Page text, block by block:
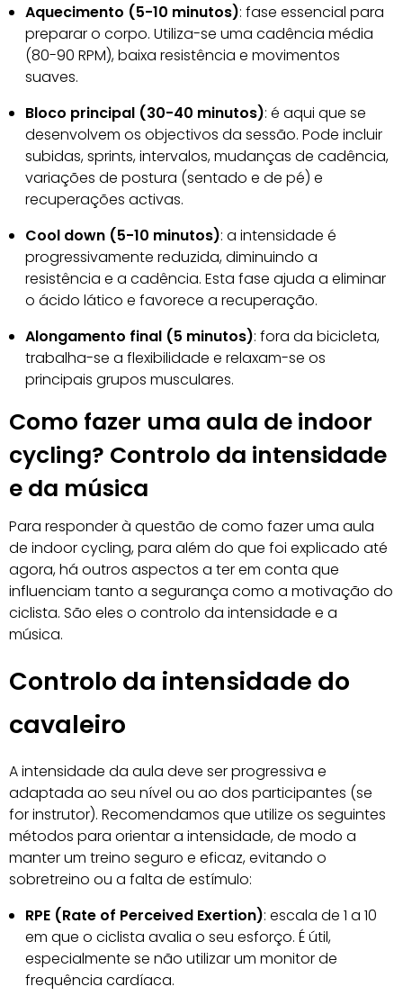
Aquecimento (5-10 minutos): fase essencial para
preparar o corpo. Utiliza-se uma cadência média
(80-90 RPM), baixa resistência e movimentos
suaves.
Bloco principal (30-40 minutos): é aqui que se
desenvolvem os objectivos da sessão. Pode incluir
subidas, sprints, intervalos, mudanças de cadência,
variações de postura (sentado e de pé) e
recuperações activas.
Cool down (5-10 minutos): a intensidade é
progressivamente reduzida, diminuindo a
resistência e a cadência. Esta fase ajuda a eliminar
o ácido lático e favorece a recuperação.
Alongamento final (5 minutos): fora da bicicleta,
trabalha-se a flexibilidade e relaxam-se os
principais grupos musculares.
Como fazer uma aula de indoor
cycling? Controlo da intensidade
e da música
Para responder à questão de como fazer uma aula
de indoor cycling, para além do que foi explicado até
agora, há outros aspectos a ter em conta que
influenciam tanto a segurança como a motivação do
ciclista. São eles o controlo da intensidade e a
música.
Controlo da intensidade do
cavaleiro
A intensidade da aula deve ser progressiva e
adaptada ao seu nível ou ao dos participantes (se
for instrutor). Recomendamos que utilize os seguintes
métodos para orientar a intensidade, de modo a
manter um treino seguro e eficaz, evitando o
sobretreino ou a falta de estímulo:
RPE (Rate of Perceived Exertion): escala de 1 a 10
em que o ciclista avalia o seu esforço. É útil,
especialmente se não utilizar um monitor de
frequência cardíaca.